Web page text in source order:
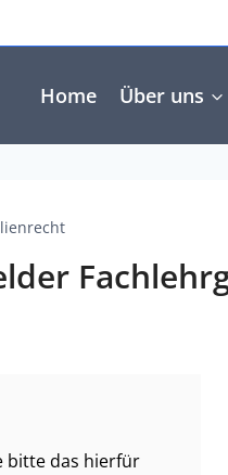
Home Über uns
bitte das hierfür